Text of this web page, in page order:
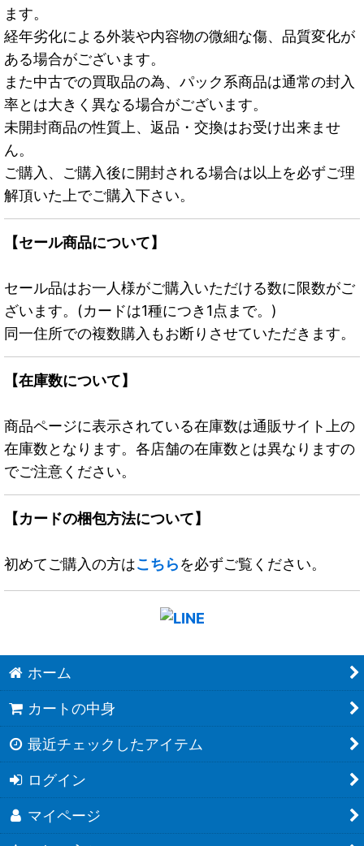
ます。
経年劣化による外装や内容物の微細な傷、品質変化が
ある場合がございます。
また中古での買取品の為、パック系商品は通常の封入
率とは大きく異なる場合がございます。
未開封商品の性質上、返品・交換はお受け出来ませ
ん。
ご購入、ご購入後に開封される場合は以上を必ずご理
解頂いた上でご購入下さい。
【セール商品について】
セール品はお一人様がご購入いただける数に限数がご
ざいます。(カードは1種につき1点まで。)
同一住所での複数購入もお断りさせていただきます。
【在庫数について】
商品ページに表示されている在庫数は通販サイト上の
在庫数となります。各店舗の在庫数とは異なりますの
でご注意ください。
【カードの梱包方法について】
初めてご購入の方はこちらを必ずご覧ください。
ホーム
カートの中身
最近チェックしたアイテム
ログイン
マイページ